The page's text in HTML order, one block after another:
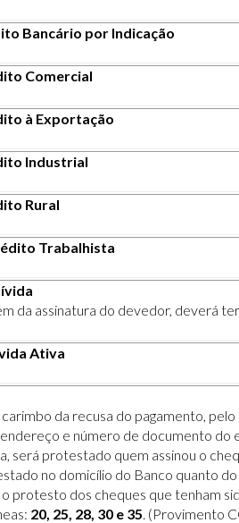
Bancário por Indicação
Comercial
à Exportação
Industrial
Rural
Trabalhista
da assinatura do devedor, deverá
Ativa
da recusa do pagamento, pelo
e número de documento do
será protestado quem assinou o
no domicílio do Banco quanto
protesto dos cheques que tenham
20, 25, 28, 30 e 35. (Provimento